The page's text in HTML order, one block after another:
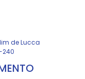
de Lucca
240